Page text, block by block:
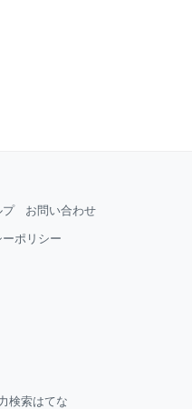
プ お問い合わせ
ポリシー
検索はてな